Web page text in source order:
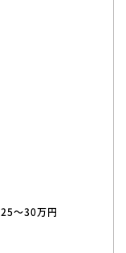
25〜30万円